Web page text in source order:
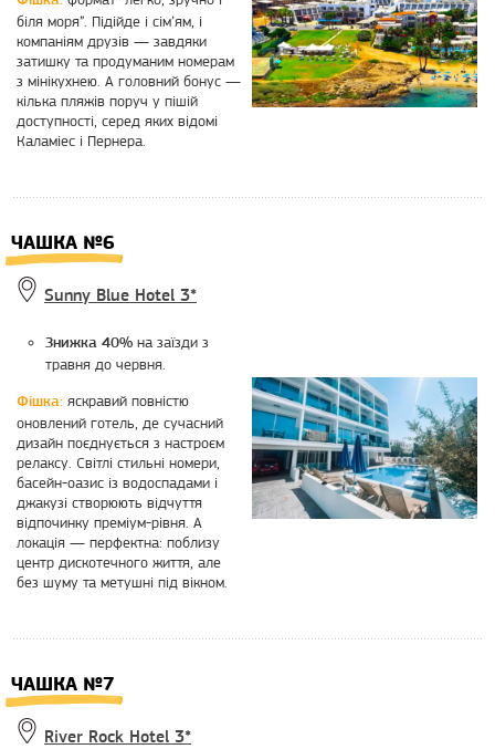
біля моря”. Підійде і сім’ям, і
компаніям друзів — завдяки
затишку та продуманим номерам
з мінікухнею. А головний бонус —
кілька пляжів поруч у пішій
доступності, серед яких відомі
Каламіес і Пернера.
ЧАШКА №6
Sunny Blue Hotel 3*
Знижка 40% на заїзди з
травня до червня.
Фішка: яскравий повністю
оновлений готель, де сучасний
дизайн поєднується з настроєм
релаксу. Світлі стильні номери,
басейн-оазис із водоспадами і
джакузі створюють відчуття
відпочинку преміум-рівня. А
локація — перфектна: поблизу
центр дискотечного життя, але
без шуму та метушні під вікном.
ЧАШКА №7
River Rock Hotel 3*